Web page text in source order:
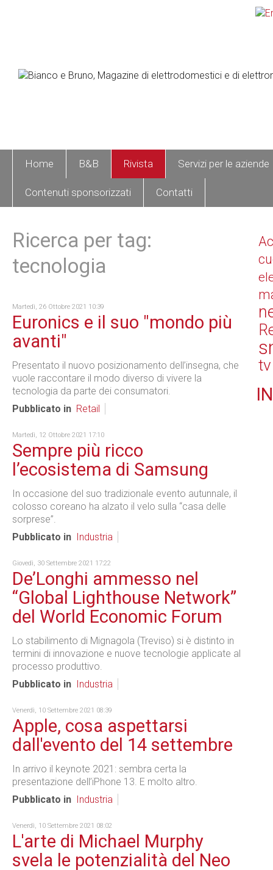
Home B&B Rivista Servizi per le aziende
Contenuti sponsorizzati Contatti
Ricerca per tag:
tecnologia
Martedì, 26 Ottobre 2021 10:39
Euronics e il suo "mondo più
avanti"
Presentato il nuovo posizionamento dell’insegna, che
vuole raccontare il modo diverso di vivere la
tecnologia da parte dei consumatori.
Pubblicato in Retail
Martedì, 12 Ottobre 2021 17:10
Sempre più ricco
l’ecosistema di Samsung
In occasione del suo tradizionale evento autunnale, il
colosso coreano ha alzato il velo sulla “casa delle
sorprese”.
Pubblicato in
Industria
Giovedì, 30 Settembre 2021 17:22
De’Longhi ammesso nel
“Global Lighthouse Network”
del World Economic Forum
Lo stabilimento di Mignagola (Treviso) si è distinto in
termini di innovazione e nuove tecnologie applicate al
processo produttivo.
Pubblicato in
Industria
Venerdì, 10 Settembre 2021 08:39
Apple, cosa aspettarsi
dall'evento del 14 settembre
In arrivo il keynote 2021: sembra certa la
presentazione dell’iPhone 13. E molto altro.
Pubblicato in
Industria
Venerdì, 10 Settembre 2021 08:02
L'arte di Michael Murphy
svela le potenzialità del Neo
tv
IN